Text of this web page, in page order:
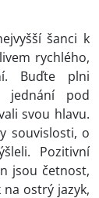
šanci k
rychlého,
Buďte plni
jednání pod
svou hlavu.
souvislosti, o
Pozitivní
jsou četnost,
ostrý jazyk,